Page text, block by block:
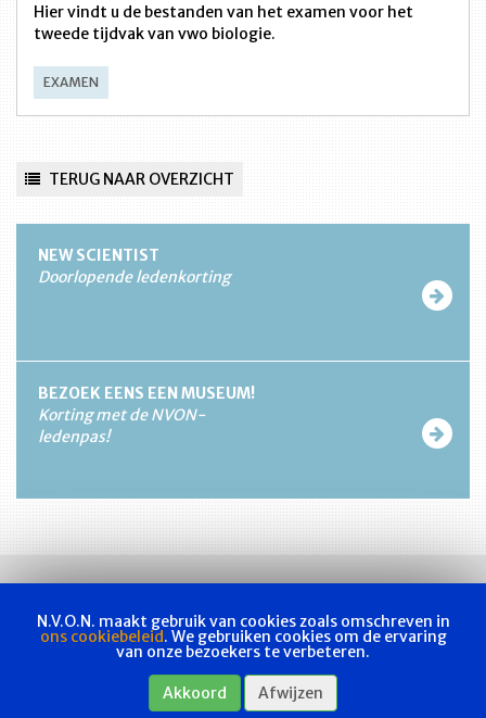
Hier vindt u de bestanden van het examen voor het
tweede tijdvak van vwo biologie.
EXAMEN
TERUG NAAR OVERZICHT
NEW SCIENTIST
Doorlopende ledenkorting
BEZOEK EENS EEN MUSEUM!
Korting met de NVON-
ledenpas!
Actueel Les & examen Bladen
Privacyverklaring
N.V.O.N. maakt gebruik van cookies zoals omschreven in
ons cookiebeleid. We gebruiken cookies om de ervaring
van onze bezoekers te verbeteren.
Akkoord Afwijzen